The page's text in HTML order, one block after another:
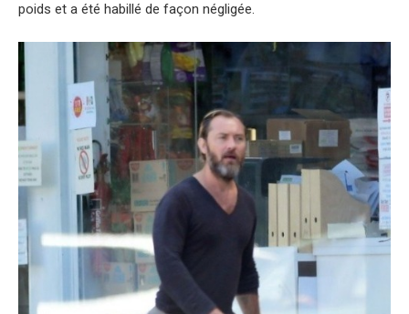
poids et a été habillé de façon négligée.